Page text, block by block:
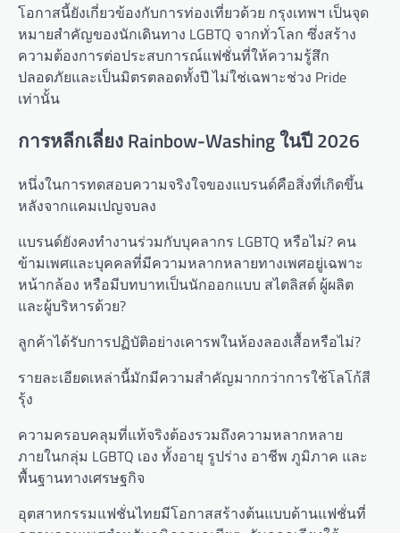
โอกาสนี้ยังเกี่ยวข้องกับการท่องเที่ยวด้วย กรุงเทพฯ เป็นจุด
หมายสำคัญของนักเดินทาง LGBTQ จากทั่วโลก ซึ่งสร้าง
ความต้องการต่อประสบการณ์แฟชั่นที่ให้ความรู้สึก
ปลอดภัยและเป็นมิตรตลอดทั้งปี ไม่ใช่เฉพาะช่วง Pride
เท่านั้น
การหลีกเลี่ยง Rainbow-Washing ในปี 2026
หนึ่งในการทดสอบความจริงใจของแบรนด์คือสิ่งที่เกิดขึ้น
หลังจากแคมเปญจบลง
แบรนด์ยังคงทำงานร่วมกับบุคลากร LGBTQ หรือไม่? คน
ข้ามเพศและบุคคลที่มีความหลากหลายทางเพศอยู่เฉพาะ
หน้ากล้อง หรือมีบทบาทเป็นนักออกแบบ สไตลิสต์ ผู้ผลิต
และผู้บริหารด้วย?
ลูกค้าได้รับการปฏิบัติอย่างเคารพในห้องลองเสื้อหรือไม่?
รายละเอียดเหล่านี้มักมีความสำคัญมากกว่าการใช้โลโก้สี
รุ้ง
ความครอบคลุมที่แท้จริงต้องรวมถึงความหลากหลาย
ภายในกลุ่ม LGBTQ เอง ทั้งอายุ รูปร่าง อาชีพ ภูมิภาค และ
พื้นฐานทางเศรษฐกิจ
อุตสาหกรรมแฟชั่นไทยมีโอกาสสร้างต้นแบบด้านแฟชั่นที่